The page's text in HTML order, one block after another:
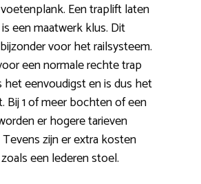
Een traplift laten
een maatwerk klus. Dit
voor het railsysteem.
een normale rechte trap
het eenvoudigst en is dus het
Bij 1 of meer bochten of een
er hogere tarieven
zijn er extra kosten
een lederen stoel.